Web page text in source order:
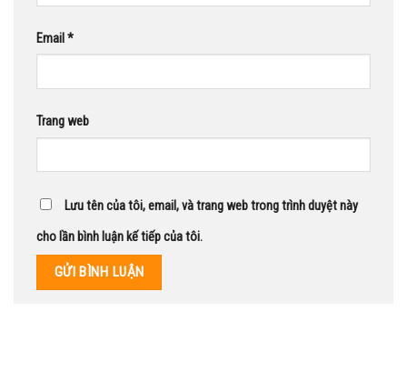
Email *
Trang web
Lưu tên của tôi, email, và trang web trong trình duyệt này
cho lần bình luận kế tiếp của tôi.